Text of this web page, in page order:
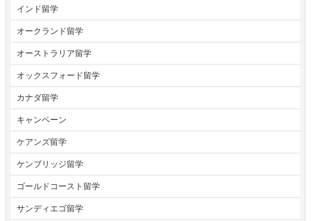
インド留学
オークランド留学
オーストラリア留学
オックスフォード留学
カナダ留学
キャンペーン
ケアンズ留学
ケンブリッジ留学
ゴールドコースト留学
サンディエゴ留学